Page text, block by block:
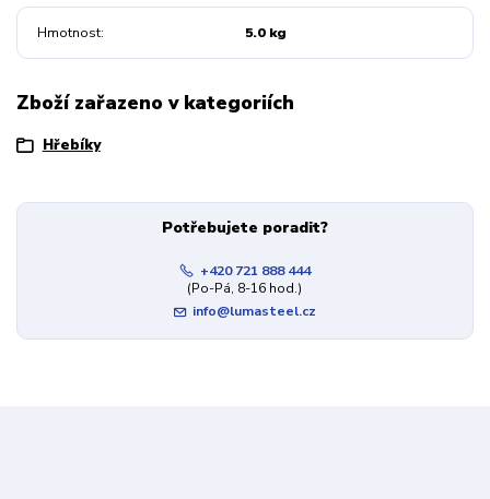
Hmotnost 5.0 kg
Zboží zařazeno v kategoriích
Hřebíky
Potřebujete poradit?
+420 721 888 444
(Po-Pá, 8-16 hod.)
info@lumasteel.cz